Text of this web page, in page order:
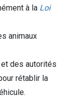
à la Loi
animaux
des autorités
rétablir la